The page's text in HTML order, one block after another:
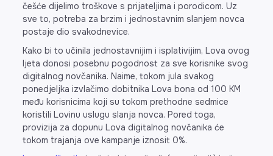
češće dijelimo troškove s prijateljima i porodicom. Uz
sve to, potreba za brzim i jednostavnim slanjem novca
postaje dio svakodnevice.
Kako bi to učinila jednostavnijim i isplativijim, Lova ovog
ljeta donosi posebnu pogodnost za sve korisnike svog
digitalnog novčanika. Naime, tokom jula svakog
ponedjeljka izvlačimo dobitnika Lova bona od 100 KM
među korisnicima koji su tokom prethodne sedmice
koristili Lovinu uslugu slanja novca. Pored toga,
provizija za dopunu Lova digitalnog novčanika će
tokom trajanja ove kampanje iznosit 0%.